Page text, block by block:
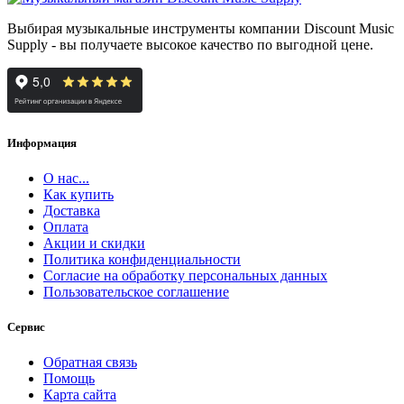
Выбирая музыкальные инструменты компании Discount Music
Supply - вы получаете высокое качество по выгодной цене.
Информация
О нас...
Как купить
Доставка
Оплата
Акции и скидки
Политика конфиденциальности
Согласие на обработку персональных данных
Пользовательское соглашение
Сервис
Обратная связь
Помощь
Карта сайта